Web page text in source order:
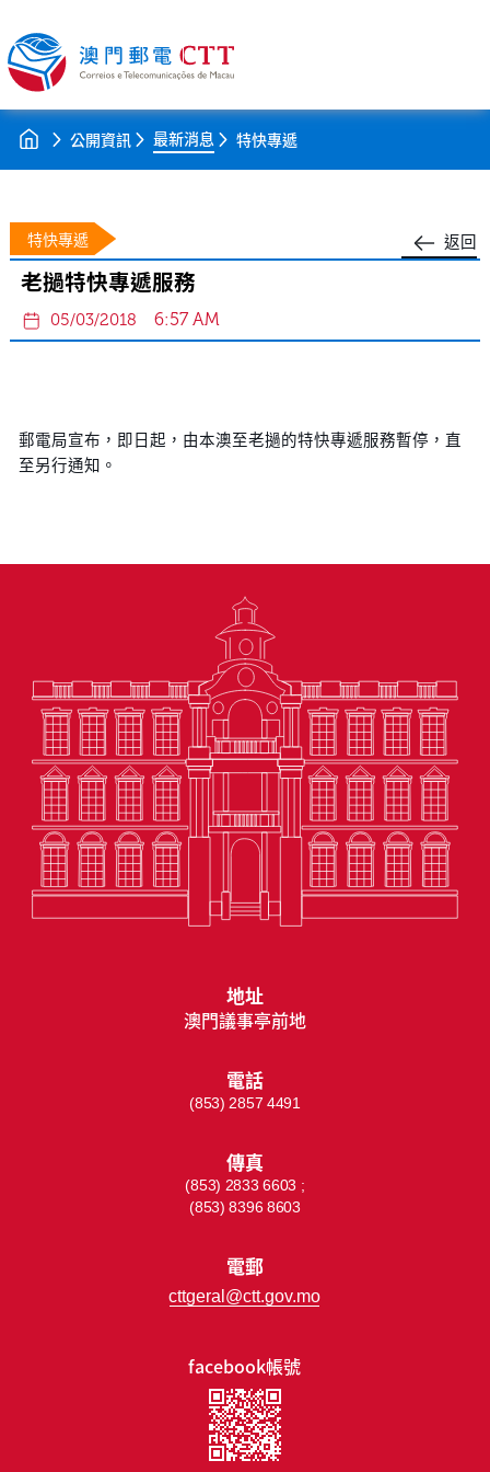
公開資訊 最新消息 特快專遞
返回
特快專遞
老撾特快專遞服務
05/03/2018 6:57 AM
郵電局宣布，即日起，由本澳至老撾的特快專遞服務暫停，直
至另行通知。
facebook帳號
地址
澳門議事亭前地
電話
(853) 2857 4491
傳真
(853) 2833 6603 ;
(853) 8396 8603
電郵
cttgeral@ctt.gov.mo